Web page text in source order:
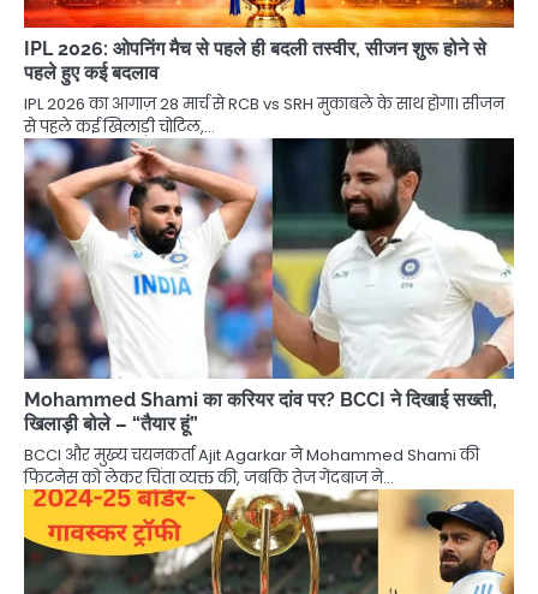
IPL 2026: ओपनिंग मैच से पहले ही बदली तस्वीर, सीजन शुरू होने से
पहले हुए कई बदलाव
IPL 2026 का आगाज़ 28 मार्च से RCB vs SRH मुकाबले के साथ होगा। सीजन
से पहले कई खिलाड़ी चोटिल,…
Mohammed Shami का करियर दांव पर? BCCI ने दिखाई सख्ती,
खिलाड़ी बोले – “तैयार हूं”
BCCI और मुख्य चयनकर्ता Ajit Agarkar ने Mohammed Shami की
फिटनेस को लेकर चिंता व्यक्त की, जबकि तेज गेंदबाज ने…